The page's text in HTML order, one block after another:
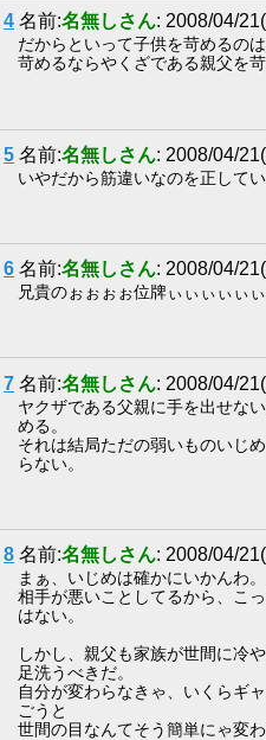
4 名前:名無しさん: 2008/04/
だからといって子供を苛めるのは
苛めるならやくざである親父を苛
5 名前:名無しさん: 2008/04/
いやだから筋違いなのを正して
6 名前:名無しさん: 2008/04/
兄貴のぉぉぉぉ位牌ぃぃぃぃぃ
7 名前:名無しさん: 2008/04/
ヤクザである父親に手を出せな
める。
それは結局ただの弱いものいじ
らない。
8 名前:名無しさん: 2008/04/
まぁ、いじめは確かにいかんわ。
相手が悪いことしてるから、こ
はない。
しかし、親父も家族が世間に冷
足洗うべきだ。
自分が変わらなきゃ、いくらギ
ごうと
世間の目なんてそう簡単にゃ変わ